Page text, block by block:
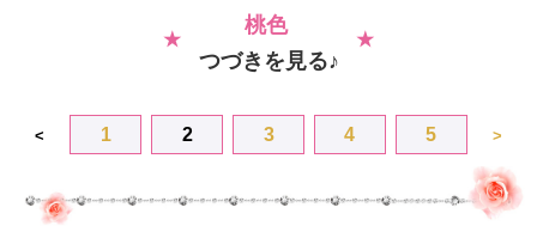
桃色
つづきを見る♪
< 1 2 3 4 5 >